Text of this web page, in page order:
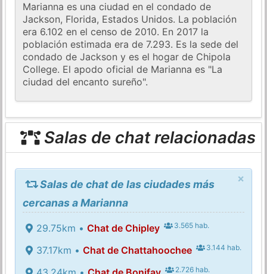
Marianna es una ciudad en el condado de
Jackson, Florida, Estados Unidos. La población
era 6.102 en el censo de 2010. En 2017 la
población estimada era de 7.293. Es la sede del
condado de Jackson y es el hogar de Chipola
College. El apodo oficial de Marianna es "La
ciudad del encanto sureño".
Salas de chat relacionadas
×
Salas de chat de las ciudades más
cercanas a Marianna
29.75km • Chat de Chipley 3.565 hab.
37.17km • Chat de Chattahoochee 3.144 hab.
2.726 hab.